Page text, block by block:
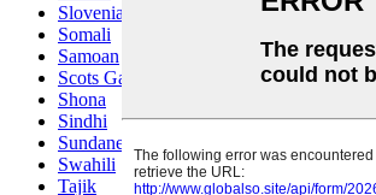
Slovenian
Somali
Samoan
Scots Gaelic
Shona
Sindhi
Sundanese
Swahili
Tajik